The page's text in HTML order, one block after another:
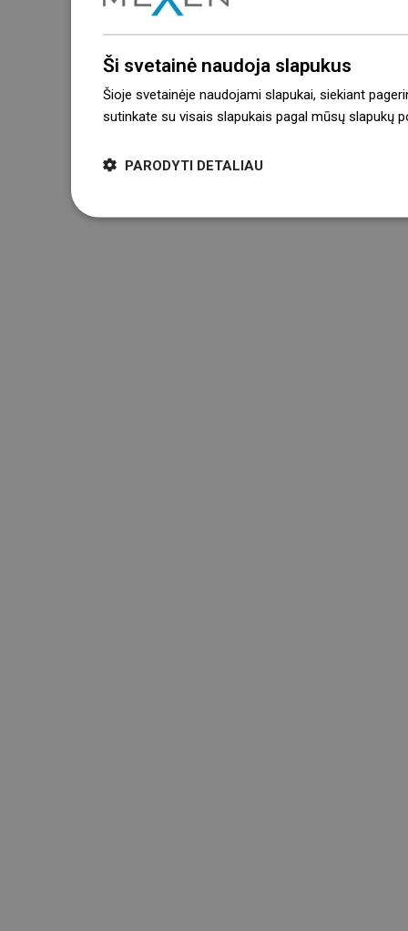
Ši svetainė naudoja slapukus
Šioje svetainėje naudojami slapukai, siekiant
sutinkate su visais slapukais pagal mūsų slapukų
PARODYTI DETALIAU